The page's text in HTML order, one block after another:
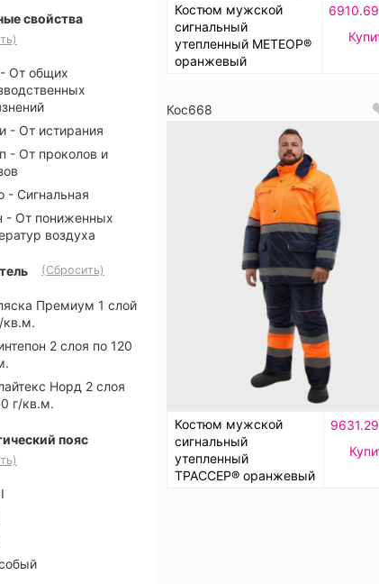
свойства
От общих
- От истирания
- От проколов и
- Сигнальная
- От пониженных
воздуха
(Сбросить)
Премиум 1 слой
кв.м.
2 слоя по 120
Норд 2 слоя
г/кв.м.
пояс
Костюм мужской
сигнальный
утепленный МЕТЕОР®
оранжевый
Кос668
Костюм мужской
сигнальный
утепленный
ТРАССЕР® оранжевый